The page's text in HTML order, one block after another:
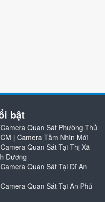
bật
Quan Sát Phường Thủ
| Camera Tầm Nhìn Mới
Quan Sát Tại Thị Xã
Dương
Quan Sát Tại Dĩ An
Quan Sát Tại An Phú